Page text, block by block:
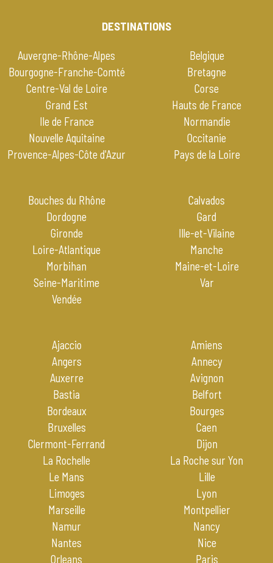
DESTINATIONS
Auvergne-Rhône-Alpes
Belgique
Bourgogne-Franche-Comté
Bretagne
Centre-Val de Loire
Corse
Grand Est
Hauts de France
Ile de France
Normandie
Nouvelle Aquitaine
Occitanie
Provence-Alpes-Côte d'Azur
Pays de la Loire
Bouches du Rhône
Calvados
Dordogne
Gard
Gironde
Ille-et-Vilaine
Loire-Atlantique
Manche
Morbihan
Maine-et-Loire
Seine-Maritime
Var
Vendée
Ajaccio
Amiens
Angers
Annecy
Auxerre
Avignon
Bastia
Belfort
Bordeaux
Bourges
Bruxelles
Caen
Clermont-Ferrand
Dijon
La Rochelle
La Roche sur Yon
Le Mans
Lille
Limoges
Lyon
Marseille
Montpellier
Namur
Nancy
Nantes
Nice
Orleans
Paris